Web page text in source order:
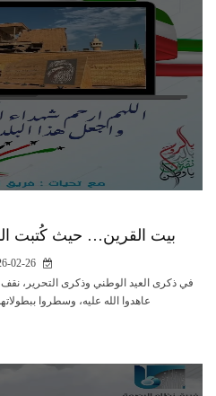
بيت القرين… حيث كُتبت
في ذكرى العيد الوطني وذكرى التحرير، نقف
عاهدوا الله عليه، وسطروا